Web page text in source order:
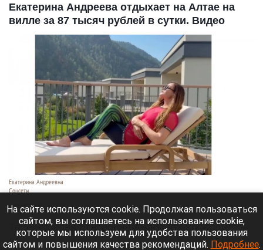
Екатерина Андреева отдыхает на Алтае на
вилле за 87 тысяч рублей в сутки. Видео
Екатерина Андреевна
Соцсети
6 августа 2026 в 19:00
Телеведущая Екатерина Андреева проводит
отпуск на Алтае. Она поселилась в двухэтажной
На сайте используются cookie. Продолжая пользоваться
сайтом, вы соглашаетесь на использование cookie,
которые мы используем для удобства пользования
сайтом и повышения качества рекомендаций. Подробнее.